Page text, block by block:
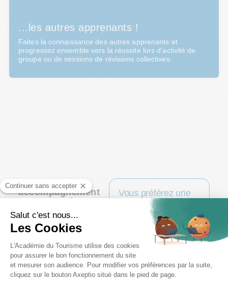
...les autres apprenants !
Faites la connaissance des autres apprenants et
progressez ensemble vers la réussite lors d'activité de
groupe ou de sessions de révisions collectives.
Entre
accompagnement
et autonomie
La formation en e-learning
laisse à chacun la liberté
de développer sa propre
méthode d’apprentissage
et de suivre son propre
rythme. Afin de maximiser
votre progression, des
recommandations vous
Vous préférez une
approche plus
scolaire ?
Alliant e-learning et
présentiel, certaines
formations proposent une
formule mix-learning avec
des sessions à l'ADT
Camp (Six-Fours-les-